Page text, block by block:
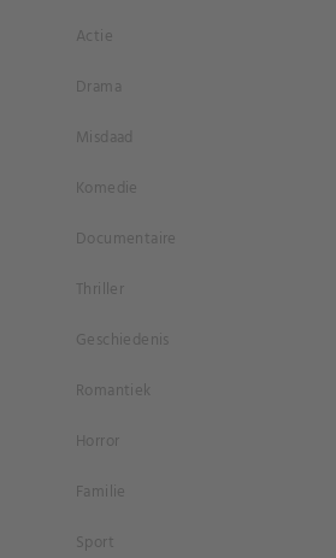
Actie
Drama
Misdaad
Komedie
Documentaire
Thriller
Geschiedenis
Romantiek
Horror
Familie
Sport